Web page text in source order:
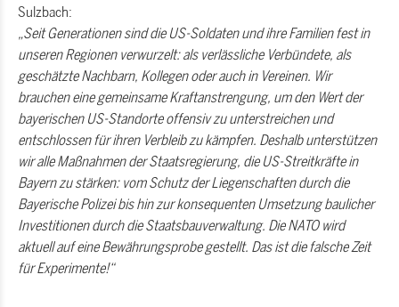
Sulzbach:
Seit Generationen sind die US-Soldaten und ihre Familien fest in
unseren Regionen verwurzelt: als verlässliche Verbündete, als
geschätzte Nachbarn, Kollegen oder auch in Vereinen. Wir
brauchen eine gemeinsame Kraftanstrengung, um den Wert der
bayerischen US-Standorte offensiv zu unterstreichen und
entschlossen für ihren Verbleib zu kämpfen. Deshalb unterstützen
wir alle Maßnahmen der Staatsregierung, die US-Streitkräfte in
Bayern zu stärken: vom Schutz der Liegenschaften durch die
Bayerische Polizei bis hin zur konsequenten Umsetzung baulicher
Investitionen durch die Staatsbauverwaltung. Die NATO wird
aktuell auf eine Bewährungsprobe gestellt. Das ist die falsche Zeit
für Experimente!“